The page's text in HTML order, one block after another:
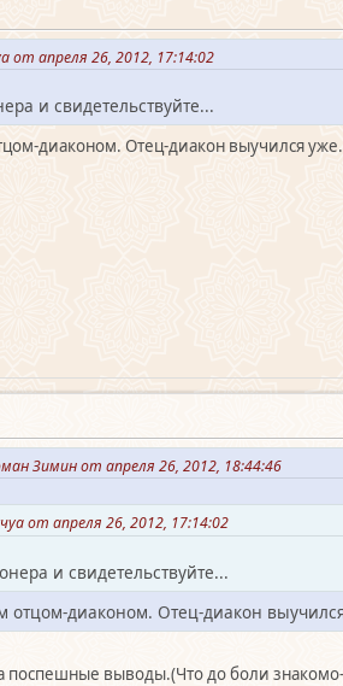
апреля 26, 2012, 17:14:02
и свидетельствуйте...
диаконом. Отец-диакон выучился
Зимин от апреля 26, 2012, 18:44:46
от апреля 26, 2012, 17:14:02
и свидетельствуйте...
отцом-диаконом. Отец-диакон
поспешные выводы.(Что до боли